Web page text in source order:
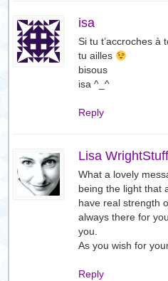
isa
Si tu t’accroches à
tu ailles
bisous
isa ^_^
Reply
Lisa WrightStuff
What a lovely
being the light that
have real strength
always there for
you.
As you wish for
Reply